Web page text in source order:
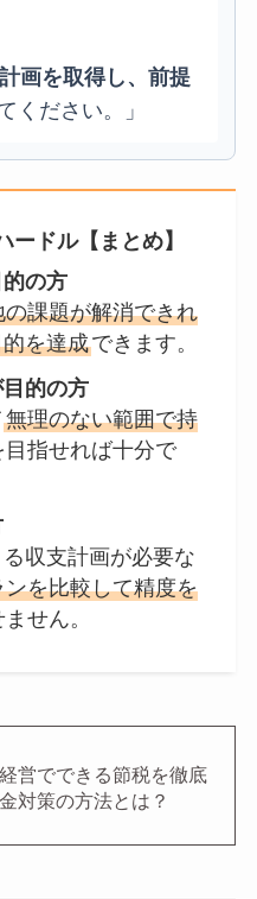
画を取得し、前提
ください。」
ードル【まとめ】
の方
の課題が解消できれ
を達成できます。
的の方
無理のない範囲で持
目指せれば十分で
収支計画が必要な
を比較して精度を
せん。
営でできる節税を徹底
対策の方法とは？